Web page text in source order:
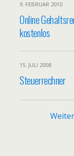
9. FEBRUAR 2010
Online
kostenlos
15. JULI 2008
Steuerrechner